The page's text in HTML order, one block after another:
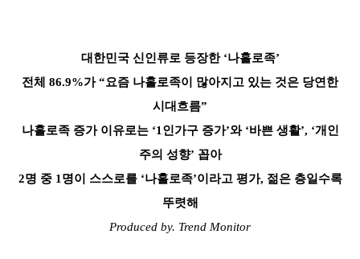
대한민국 신인류로 등장한 ‘나홀로족’
전체 86.9%가 “요즘 나홀로족이 많아지고 있는 것은 당연한
시대흐름”
나홀로족 증가 이유로는 ‘1인가구 증가’와 ‘바쁜 생활’, ‘개인
주의 성향’ 꼽아
2명 중 1명이 스스로를 ‘나홀로족’이라고 평가, 젊은 층일수록
뚜렷해
Produced by. Trend Monitor